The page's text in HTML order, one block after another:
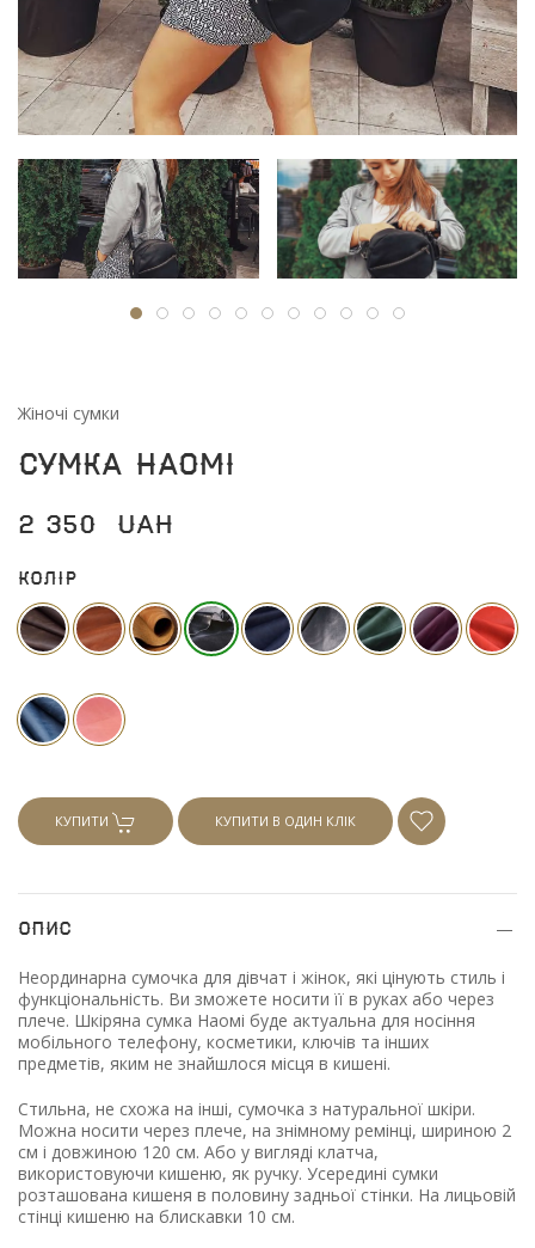
Жіночі сумки
Сумка Наомі
2 350 UAH
Колір
КУПИТИ КУПИТИ В ОДИН КЛІК
Опис
Неординарна сумочка для дівчат і жінок, які цінують стиль і
функціональність. Ви зможете носити її в руках або через
плече. Шкіряна сумка Наомі буде актуальна для носіння
мобільного телефону, косметики, ключів та інших
предметів, яким не знайшлося місця в кишені.
Стильна, не схожа на інші, сумочка з натуральної шкіри.
Можна носити через плече, на знімному ремінці, шириною 2
см і довжиною 120 см. Або у вигляді клатча,
використовуючи кишеню, як ручку. Усередині сумки
розташована кишеня в половину задньої стінки. На лицьовій
стінці кишеню на блискавки 10 см.